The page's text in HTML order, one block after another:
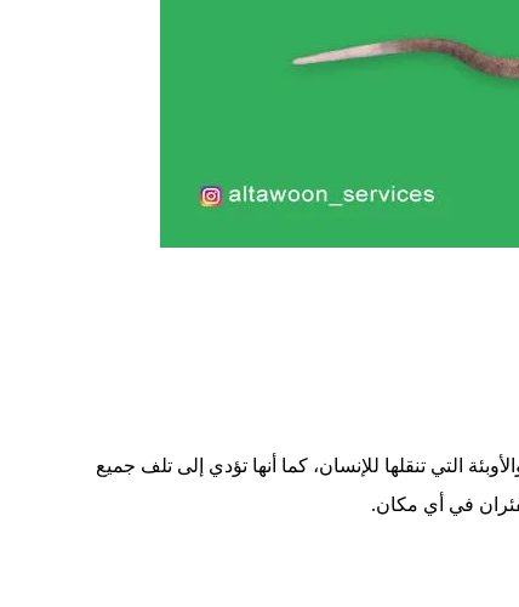
التي تنقلها للإنسان، كما أنها تؤدي إلى تلف جميع
في أي مكان.